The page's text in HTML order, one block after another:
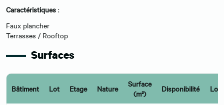
Caractéristiques :
Faux plancher
Terrasses / Rooftop
Surfaces
Bâtiment Lot Etage Nature
Surface
(m²)
Disponibilité